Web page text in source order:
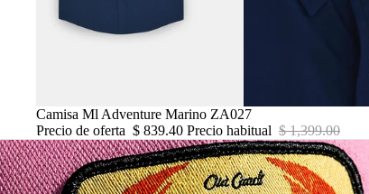
Oferta
Camisa Ml Adventure Marino ZA027
Precio de oferta $ 839.40 Precio habitual $ 1,399.00